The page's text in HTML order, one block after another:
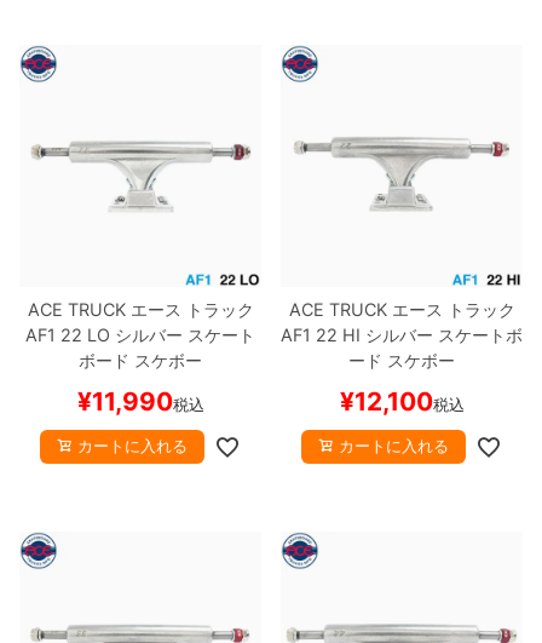
ACE TRUCKエース トラック
AF1 22 LO シルバー スケート
ボード スケボー
¥11,990税込
カートに入れる
ACE TRUCKエース トラック
AF1 22 HI シルバー スケートボ
ード スケボー
¥12,100税込
カートに入れる